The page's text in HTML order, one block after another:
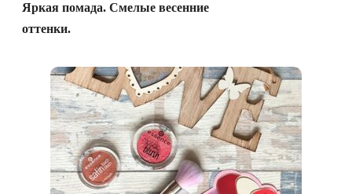
Яркая помада. Смелые весенние
оттенки.